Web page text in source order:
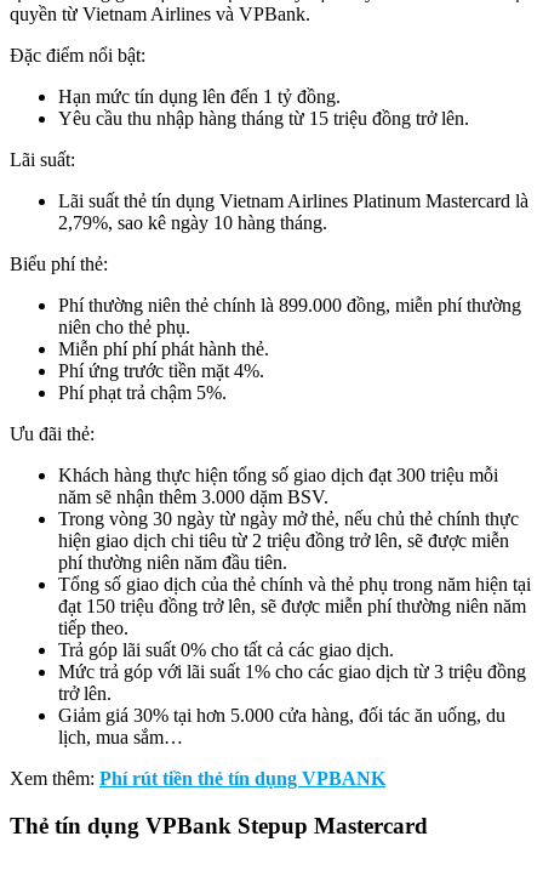
quyền từ Vietnam Airlines và VPBank.
Đặc điểm nổi bật:
Hạn mức tín dụng lên đến 1 tỷ đồng.
Yêu cầu thu nhập hàng tháng từ 15 triệu đồng trở lên.
Lãi suất:
Lãi suất thẻ tín dụng Vietnam Airlines Platinum Mastercard là
2,79%, sao kê ngày 10 hàng tháng.
Biểu phí thẻ:
Phí thường niên thẻ chính là 899.000 đồng, miễn phí thường
niên cho thẻ phụ.
Miễn phí phí phát hành thẻ.
Phí ứng trước tiền mặt 4%.
Phí phạt trả chậm 5%.
Ưu đãi thẻ:
Khách hàng thực hiện tổng số giao dịch đạt 300 triệu mỗi
năm sẽ nhận thêm 3.000 dặm BSV.
Trong vòng 30 ngày từ ngày mở thẻ, nếu chủ thẻ chính thực
hiện giao dịch chi tiêu từ 2 triệu đồng trở lên, sẽ được miễn
phí thường niên năm đầu tiên.
Tổng số giao dịch của thẻ chính và thẻ phụ trong năm hiện tại
đạt 150 triệu đồng trở lên, sẽ được miễn phí thường niên năm
tiếp theo.
Trả góp lãi suất 0% cho tất cả các giao dịch.
Mức trả góp với lãi suất 1% cho các giao dịch từ 3 triệu đồng
trở lên.
Giảm giá 30% tại hơn 5.000 cửa hàng, đối tác ăn uống, du
lịch, mua sắm…
Xem thêm: Phí rút tiền thẻ tín dụng VPBANK
Thẻ tín dụng VPBank Stepup Mastercard